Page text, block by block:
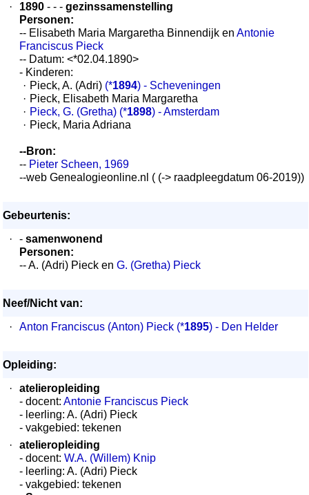
·
1890 - - - gezinssamenstelling
Personen:
-- Elisabeth Maria Margaretha Binnendijk en Antonie
Franciscus Pieck
-- Datum: <*02.04.1890>
- Kinderen:
· Pieck, A. (Adri) (*1894) - Scheveningen
· Pieck, Elisabeth Maria Margaretha
· Pieck, G. (Gretha) (*1898) - Amsterdam
· Pieck, Maria Adriana
--Bron:
-- Pieter Scheen, 1969
--web Genealogieonline.nl ( (-> raadpleegdatum 06-2019))
Gebeurtenis:
·
- samenwonend
Personen:
-- A. (Adri) Pieck en G. (Gretha) Pieck
Neef/Nicht van:
·
Anton Franciscus (Anton) Pieck (*1895) - Den Helder
Opleiding:
·
atelieropleiding
- docent: Antonie Franciscus Pieck
- leerling: A. (Adri) Pieck
- vakgebied: tekenen
·
atelieropleiding
- docent: W.A. (Willem) Knip
- leerling: A. (Adri) Pieck
- vakgebied: tekenen